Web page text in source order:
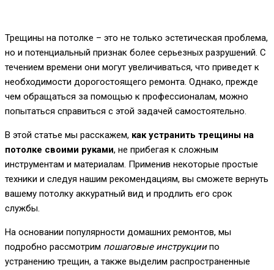
Трещины на потолке – это не только эстетическая проблема,
но и потенциальный признак более серьезных разрушений. С
течением времени они могут увеличиваться, что приведет к
необходимости дорогостоящего ремонта. Однако, прежде
чем обращаться за помощью к профессионалам, можно
попытаться справиться с этой задачей самостоятельно.
В этой статье мы расскажем, как устранить трещины на
потолке своими руками, не прибегая к сложным
инструментам и материалам. Применив некоторые простые
техники и следуя нашим рекомендациям, вы сможете вернуть
вашему потолку аккуратный вид и продлить его срок
службы.
На основании популярности домашних ремонтов, мы
подробно рассмотрим пошаговые инструкциипо
устранению трещин, а также выделим распространенные